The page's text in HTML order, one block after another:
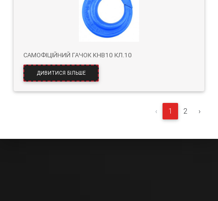
САМОФІЦІЙНИЙ ГАЧОК KHB10 КЛ.10
ДИВИТИСЯ БІЛЬШЕ
‹ 1 2 ›